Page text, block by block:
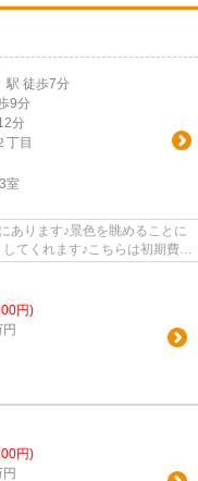
駅 徒歩7分
9分
分
丁目
3室
ります♪景色を眺めることに
てくれます♪こちらは初期費用
円)
円)